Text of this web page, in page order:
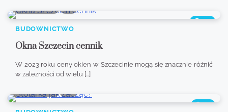
704
BUDOWNICTWO
Okna Szczecin cennik
W 2023 roku ceny okien w Szczecinie mogą się znacznie różnić
w zależności od wielu […]
415